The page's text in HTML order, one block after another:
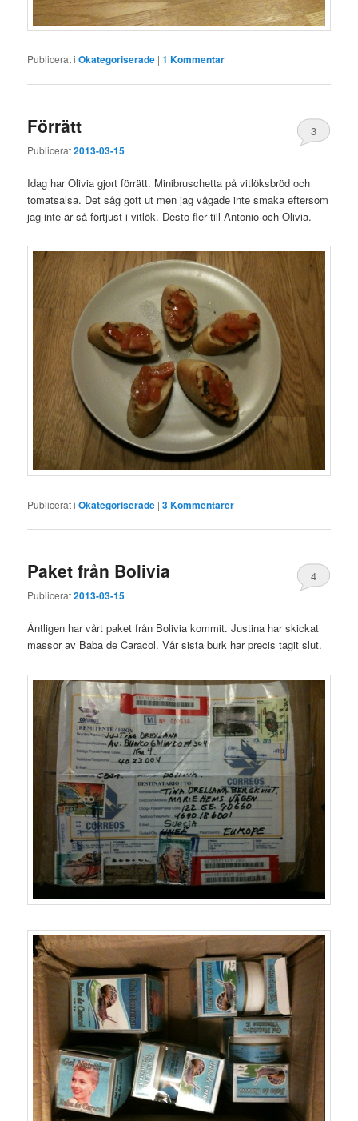
Publicerat i Okategoriserade |1 Kommentar
Förrätt
Publicerat2013-03-15
3
Idag har Olivia gjort förrätt. Minibruschetta på vitlöksbröd och
tomatsalsa. Det såg gott ut men jag vågade inte smaka eftersom
jag inte är så förtjust i vitlök. Desto fler till Antonio och Olivia.
Publicerat i Okategoriserade |3Kommentarer
Paket från Bolivia
Publicerat2013-03-15
4
Äntligen har vårt paket från Bolivia kommit. Justina har skickat
massor av Baba de Caracol. Vår sista burk har precis tagit slut.